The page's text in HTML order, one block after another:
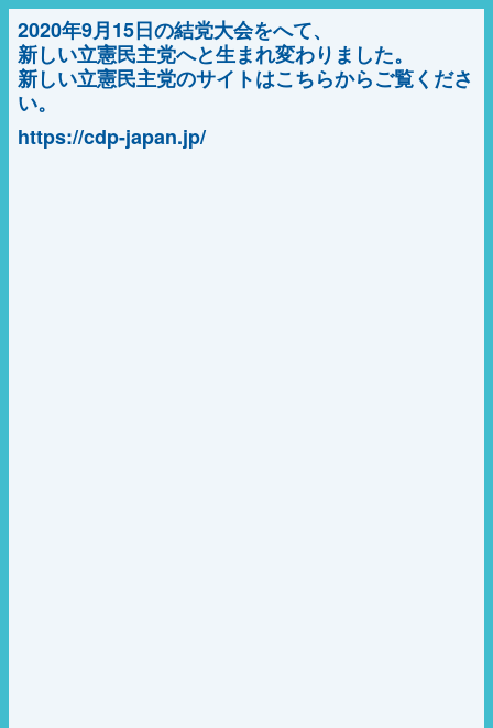
2020年9月15日の結党大会をへて、
新しい立憲民主党へと生まれ変わりました。
新しい立憲民主党のサイトはこちらからご覧くださ
い。
https://cdp-japan.jp/